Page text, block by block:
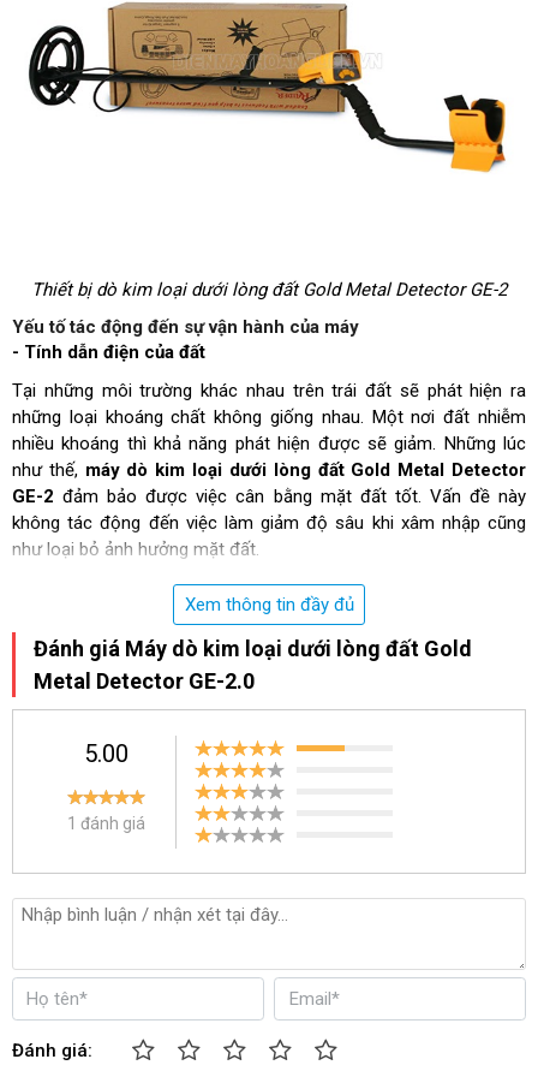
Thiết bị dò kim loại dưới lòng đất Gold Metal Detector GE-2
Yếu tố tác động đến sự vận hành của máy
- Tính dẫn điện của đất
Tại những môi trường khác nhau trên trái đất sẽ phát hiện ra
những loại khoáng chất không giống nhau. Một nơi đất nhiễm
nhiều khoáng thì khả năng phát hiện được sẽ giảm. Những lúc
như thế, máy dò kim loại dưới lòng đất Gold Metal Detector
GE-2 đảm bảo được việc cân bằng mặt đất tốt. Vấn đề này
không tác động đến việc làm giảm độ sâu khi xâm nhập cũng
như loại bỏ ảnh hưởng mặt đất.
Trong quá trình sử dụng, người điều khiển phải giảm độ nhạy
hoặc tăng độ phân biệt trên thiết bị dò.
Trọn bộ phụ kiện đi kèm thiết bị
- Thời gian của một đối tượng vật thể được chôn cất
Xem thông tin đầy đủ
Đánh giá Máy dò kim loại dưới lòng đất Gold
Metal Detector GE-2.0
5.00
1 đánh giá
Đánh giá: